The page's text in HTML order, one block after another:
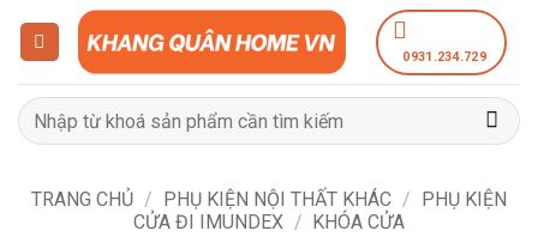
dung
0931.234.729
Tìm
kiếm:
TRANG CHỦ / PHỤ KIỆN NỘI THẤT KHÁC / PHỤ KIỆN
CỬA ĐI IMUNDEX / KHÓA CỬA